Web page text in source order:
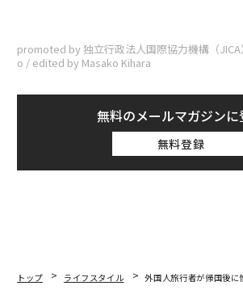
promoted by 独立行政法人国際協力機構（
o / edited by Masako Kihara
無料のメールマガジンに
無料登録
トップ ライフスタイル
外国人旅行者が帰国後